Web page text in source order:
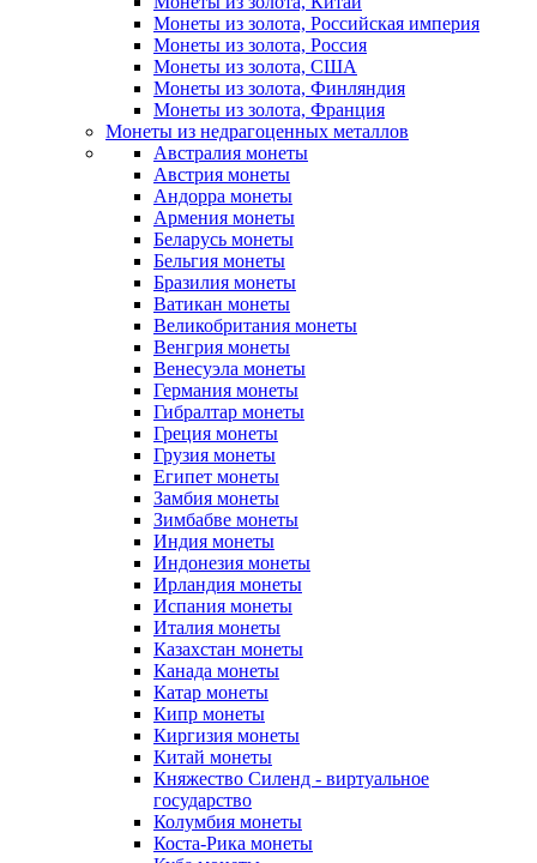
Монеты из золота, Российская империя
Монеты из золота, Россия
Монеты из золота, США
Монеты из золота, Финляндия
Монеты из золота, Франция
Монеты из недрагоценных металлов
Австралия монеты
Австрия монеты
Андорра монеты
Армения монеты
Беларусь монеты
Бельгия монеты
Бразилия монеты
Ватикан монеты
Великобритания монеты
Венгрия монеты
Венесуэла монеты
Германия монеты
Гибралтар монеты
Греция монеты
Грузия монеты
Египет монеты
Замбия монеты
Зимбабве монеты
Индия монеты
Индонезия монеты
Ирландия монеты
Испания монеты
Италия монеты
Казахстан монеты
Канада монеты
Катар монеты
Кипр монеты
Киргизия монеты
Китай монеты
Княжество Силенд - виртуальное
государство
Колумбия монеты
Коста-Рика монеты